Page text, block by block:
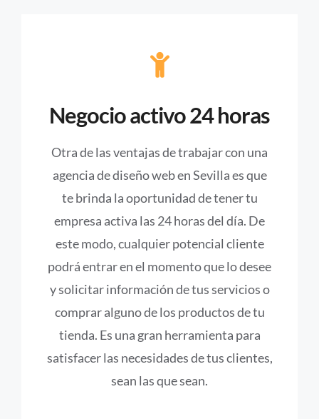
Negocio activo 24 horas
Otra de las ventajas de trabajar con una
agencia de diseño web en Sevilla es que
te brinda la oportunidad de tener tu
empresa activa las 24 horas del día. De
este modo, cualquier potencial cliente
podrá entrar en el momento que lo desee
y solicitar información de tus servicios o
comprar alguno de los productos de tu
tienda. Es una gran herramienta para
satisfacer las necesidades de tus clientes,
sean las que sean.